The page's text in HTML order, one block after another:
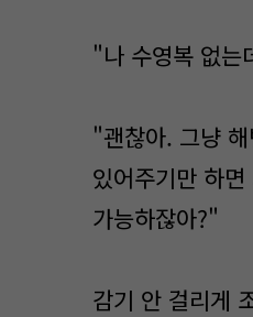
"나 수영복 없는
"괜찮아. 그냥
있어주기만 하
가능하잖아?"
감기 안 걸리게